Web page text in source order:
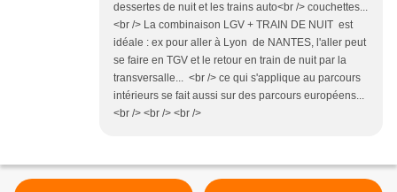
dessertes de nuit et les trains auto<br /> couchettes...
<br /> La combinaison LGV + TRAIN DE NUIT est
idéale : ex pour aller à Lyon de NANTES, l'aller peut
se faire en TGV et le retour en train de nuit par la
transversalle... <br /> ce qui s'applique au parcours
intérieurs se fait aussi sur des parcours européens...
<br /> <br /> <br />